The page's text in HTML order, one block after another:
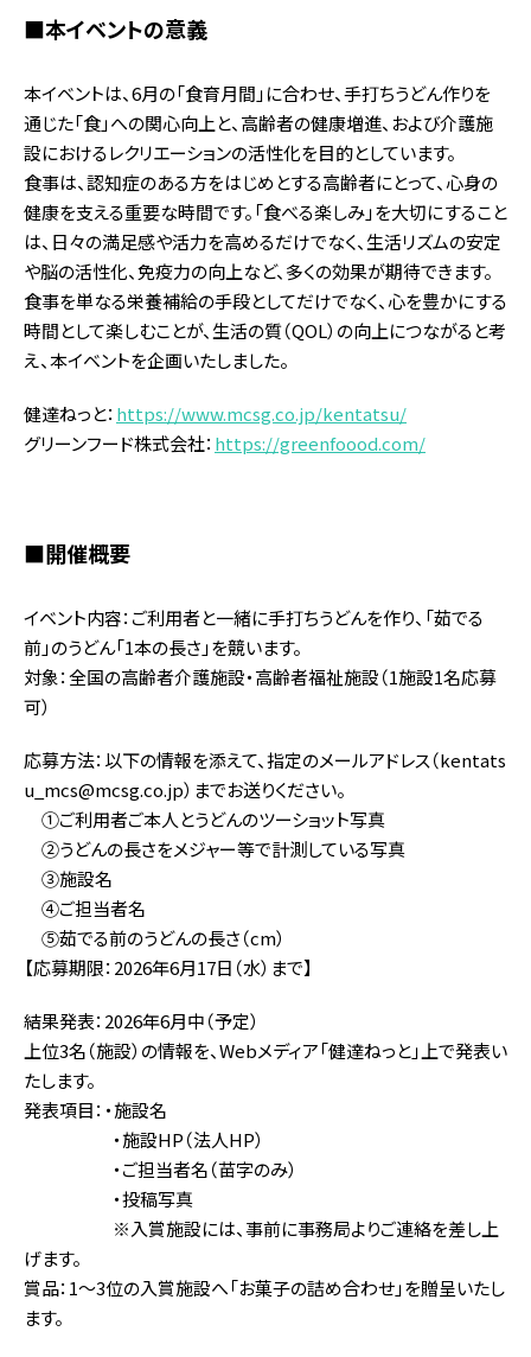
■本イベントの意義
本イベントは、6月の「食育月間」に合わせ、手打ちうどん作りを
通じた「食」への関心向上と、高齢者の健康増進、および介護施
設におけるレクリエーションの活性化を目的としています。
食事は、認知症のある方をはじめとする高齢者にとって、心身の
健康を支える重要な時間です。「食べる楽しみ」を大切にすること
は、日々の満足感や活力を高めるだけでなく、生活リズムの安定
や脳の活性化、免疫力の向上など、多くの効果が期待できます。
食事を単なる栄養補給の手段としてだけでなく、心を豊かにする
時間として楽しむことが、生活の質（QOL）の向上につながると考
え、本イベントを企画いたしました。
健達ねっと： https://www.mcsg.co.jp/kentatsu/
グリーンフード株式会社： https://greenfoood.com/
■開催概要
イベント内容：ご利用者と一緒に手打ちうどんを作り、「茹でる
前」のうどん「1本の長さ」を競います。
対象：全国の高齢者介護施設・高齢者福祉施設（1施設1名応募
可）
応募方法：以下の情報を添えて、指定のメールアドレス（kentats
u_mcs@mcsg.co.jp）までお送りください。
①ご利用者ご本人とうどんのツーショット写真
②うどんの長さをメジャー等で計測している写真
③施設名
④ご担当者名
⑤茹でる前のうどんの長さ（cm）
【応募期限：2026年6月17日（水）まで】
結果発表：2026年6月中（予定）
上位3名（施設）の情報を、Webメディア「健達ねっと」上で発表い
たします。
発表項目：・施設名
・施設HP（法人HP）
・ご担当者名（苗字のみ）
・投稿写真
※入賞施設には、事前に事務局よりご連絡を差し上
げます。
賞品：1～3位の入賞施設へ「お菓子の詰め合わせ」を贈呈いたし
ます。